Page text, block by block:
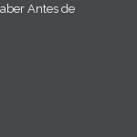
Antes de